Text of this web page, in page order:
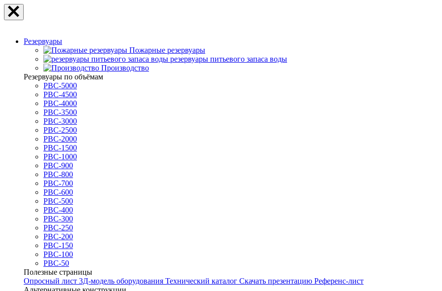
Резервуары
Пожарные резервуары
резервуары питьевого запаса воды
Производство
Резервуары по объёмам
РВС-5000
РВС-4500
РВС-4000
РВС-3500
РВС-3000
РВС-2500
РВС-2000
РВС-1500
РВС-1000
РВС-900
РВС-800
РВС-700
РВС-600
РВС-500
РВС-400
РВС-300
РВС-250
РВС-200
РВС-150
РВС-100
РВС-50
Полезные страницы
Опросный лист 3Д-модель оборудования Технический каталог Скачать презентацию Референс-лист